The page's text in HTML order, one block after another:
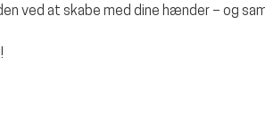
ved at skabe med dine hænder – og